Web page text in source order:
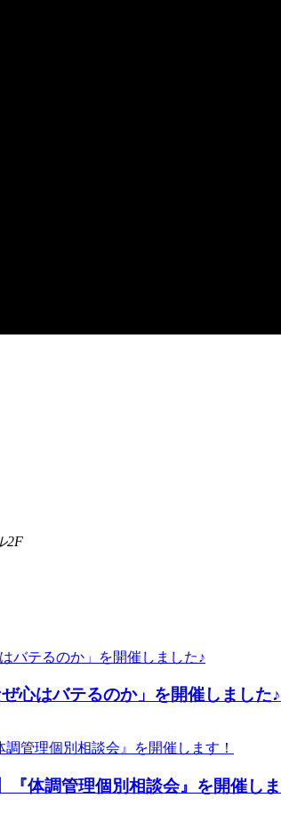
2F
心はバテるのか」を開催しました♪
『体調管理個別相談会』を開催しま